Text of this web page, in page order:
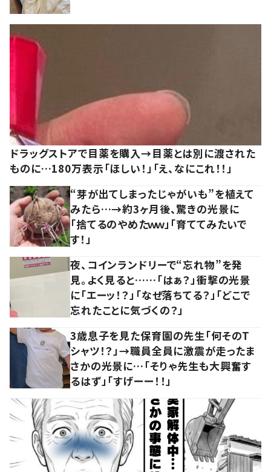
ドラッグストアで目薬を購入→目薬とは別に渡された
ものに…180万表示「ほしい！」「え、なにこれ！！」
“芽が出てしまったじゃがいも”を植えて
みたら…→約3ヶ月後、驚きの光景に
「捨てるのやめたｗｗ」「育ててみたいで
す！」
夜、コインランドリーで“忘れ物”を発
見。よく見ると……「はぁ？」衝撃の光景
に「エーッ！？」「なぜ落ちてる？」「どこで
忘れたことに気づくの？」
3歳息子を見た保育園の先生「何そのT
シャツ！？」→職員全員に激震が走ったま
さかの光景に…「そりゃ先生も大興奮す
るはず」「すげーー！！」